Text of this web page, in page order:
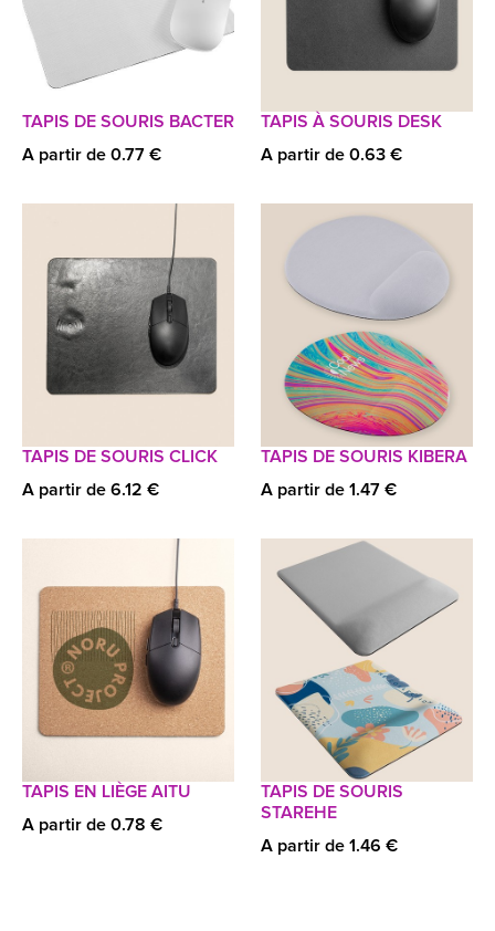
TAPIS DE SOURIS BACTER
A partir de 0.77 €
TAPIS À SOURIS DESK
A partir de 0.63 €
TAPIS DE SOURIS CLICK
A partir de 6.12 €
TAPIS DE SOURIS KIBERA
A partir de 1.47 €
TAPIS EN LIÈGE AITU
A partir de 0.78 €
TAPIS DE SOURIS
STAREHE
A partir de 1.46 €